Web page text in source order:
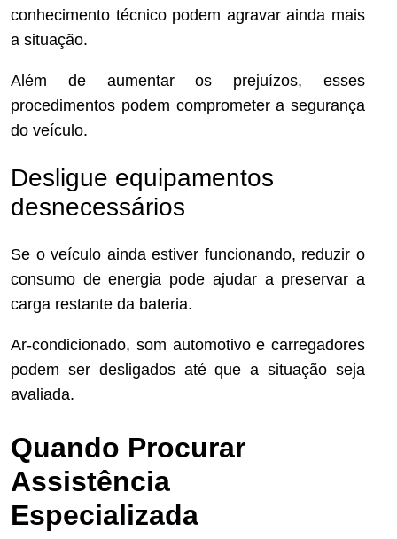
conhecimento técnico podem agravar ainda mais
a situação.
Além de aumentar os prejuízos, esses
procedimentos podem comprometer a segurança
do veículo.
Desligue equipamentos
desnecessários
Se o veículo ainda estiver funcionando, reduzir o
consumo de energia pode ajudar a preservar a
carga restante da bateria.
Ar-condicionado, som automotivo e carregadores
podem ser desligados até que a situação seja
avaliada.
Quando Procurar
Assistência
Especializada